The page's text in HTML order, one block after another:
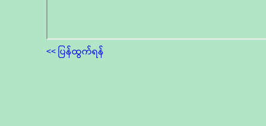
<< ပြန်ထွက်ရန်